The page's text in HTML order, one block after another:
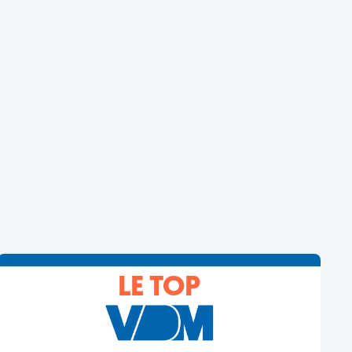
LE TOP